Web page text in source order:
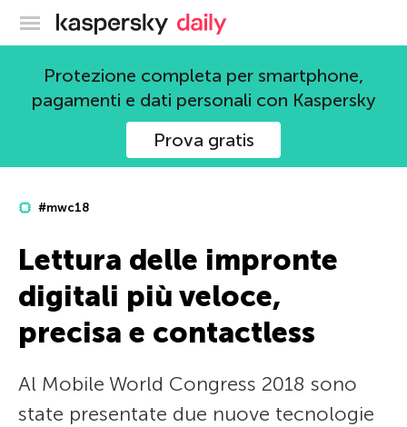
Blog ufficiale di Kaspersky
Protezione completa per smartphone,
pagamenti e dati personali con Kaspersky
Prova gratis
#mwc18
Lettura delle impronte
digitali più veloce,
precisa e contactless
Al Mobile World Congress 2018 sono
state presentate due nuove tecnologie